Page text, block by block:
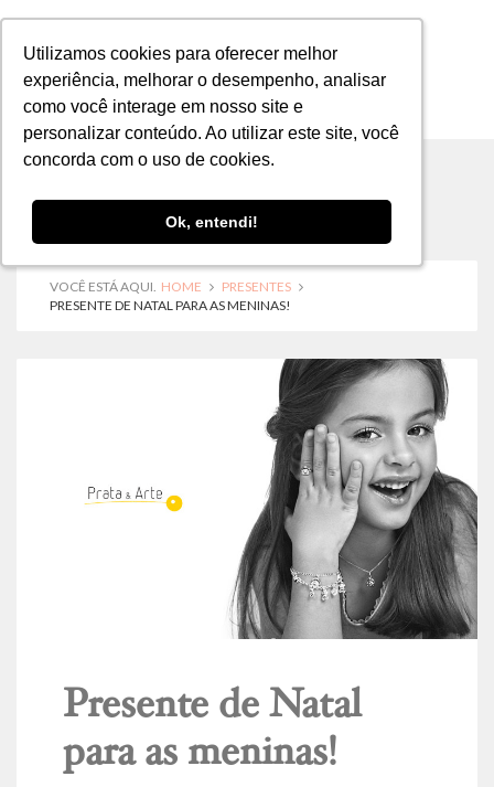
Utilizamos cookies para oferecer melhor
experiência, melhorar o desempenho, analisar
como você interage em nosso site e
personalizar conteúdo. Ao utilizar este site, você
concorda com o uso de cookies.
Ok, entendi!
Utilizamos cookies para oferecer melhor
experiência, melhorar o desempenho, analisar
como você interage em nosso site e
personalizar conteúdo. Ao utilizar este site, você
concorda com o uso de cookies.
Ok, entendi!
MENU
VOCÊ ESTÁ AQUI. HOME
PRESENTES
PRESENTE DE NATAL PARA AS MENINAS!
Presente de Natal
para as meninas!